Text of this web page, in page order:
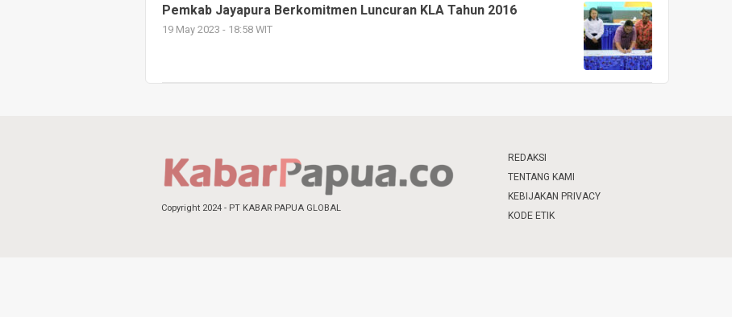
Pemkab Jayapura Berkomitmen Luncuran KLA Tahun 2016
19 May 2023 - 18:58 WIT
Copyright 2024 - PT KABAR PAPUA GLOBAL
REDAKSI
TENTANG KAMI
KEBIJAKAN PRIVACY
KODE ETIK